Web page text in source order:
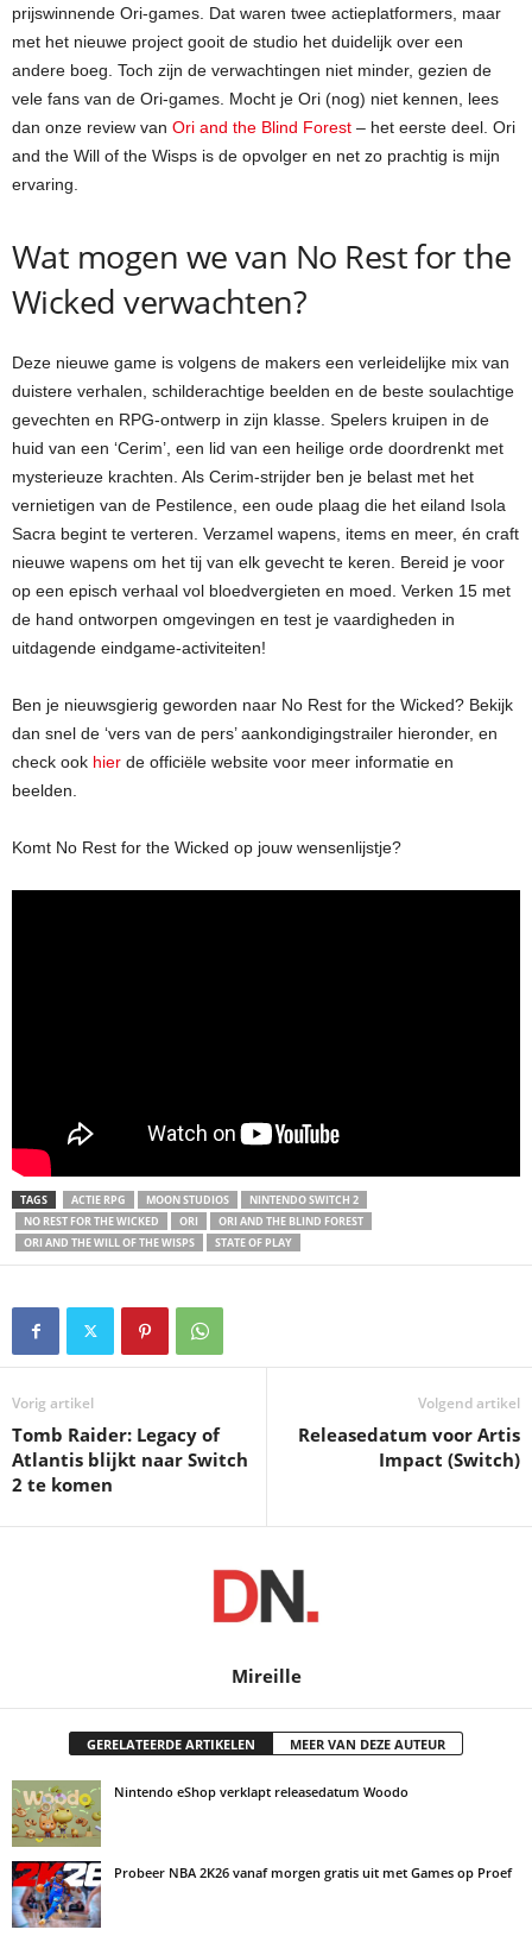
prijswinnende Ori-games. Dat waren twee actieplatformers, maar
met het nieuwe project gooit de studio het duidelijk over een
andere boeg. Toch zijn de verwachtingen niet minder, gezien de
vele fans van de Ori-games. Mocht je Ori (nog) niet kennen, lees
dan onze review van Ori and the Blind Forest – het eerste deel. Ori
and the Will of the Wisps is de opvolger en net zo prachtig is mijn
ervaring.
Wat mogen we van No Rest for the
Wicked verwachten?
Deze nieuwe game is volgens de makers een verleidelijke mix van
duistere verhalen, schilderachtige beelden en de beste soulachtige
gevechten en RPG-ontwerp in zijn klasse. Spelers kruipen in de
huid van een ‘Cerim’, een lid van een heilige orde doordrenkt met
mysterieuze krachten. Als Cerim-strijder ben je belast met het
vernietigen van de Pestilence, een oude plaag die het eiland Isola
Sacra begint te verteren. Verzamel wapens, items en meer, én craft
nieuwe wapens om het tij van elk gevecht te keren. Bereid je voor
op een episch verhaal vol bloedvergieten en moed. Verken 15 met
de hand ontworpen omgevingen en test je vaardigheden in
uitdagende eindgame-activiteiten!
Ben je nieuwsgierig geworden naar No Rest for the Wicked? Bekijk
dan snel de ‘vers van de pers’ aankondigingstrailer hieronder, en
check ook hier de officiële website voor meer informatie en
beelden.
Komt No Rest for the Wicked op jouw wensenlijstje?
TAGS ACTIE RPG MOON STUDIOS
NINTENDO SWITCH 2
NO REST FOR THE WICKED
ORI
ORI AND THE BLIND FOREST
ORI AND THE WILL OF THE WISPS
STATE OF PLAY
Vorig artikel
Tomb Raider: Legacy of
Atlantis blijkt naar Switch
2 te komen
Volgend artikel
Releasedatum voor Artis
Impact (Switch)
Mireille
GERELATEERDE ARTIKELEN MEER VAN DEZE AUTEUR
Nintendo eShop verklapt releasedatum Woodo
Probeer NBA 2K26 vanaf morgen gratis uit met Games op Proef